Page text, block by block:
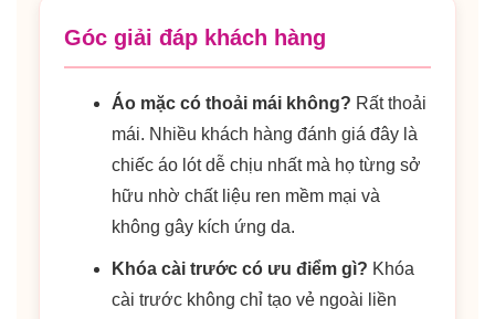
Góc giải đáp khách hàng
Áo mặc có thoải mái không? Rất thoải
mái. Nhiều khách hàng đánh giá đây là
chiếc áo lót dễ chịu nhất mà họ từng sở
hữu nhờ chất liệu ren mềm mại và
không gây kích ứng da.
Khóa cài trước có ưu điểm gì? Khóa
cài trước không chỉ tạo vẻ ngoài liền